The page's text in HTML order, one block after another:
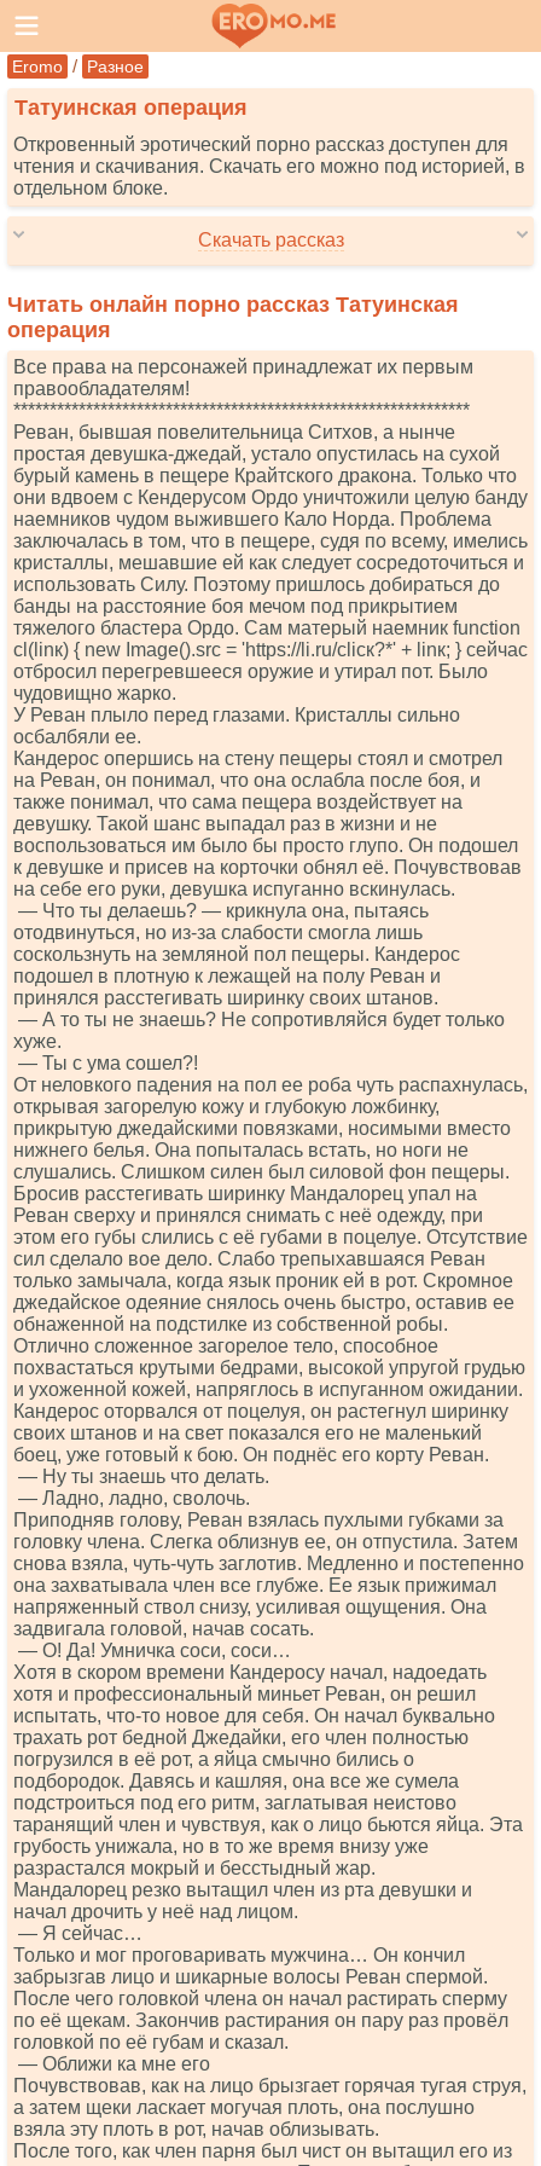
Eromo / Разное
Татуинская операция
Откровенный эротический порно рассказ доступен для
чтения и скачивания. Скачать его можно под историей, в
отдельном блоке.
Скачать рассказ
Читать онлайн порно рассказ Татуинская
операция
Все права на персонажей принадлежат их первым
правообладателям!
***************************************************************
Реван, бывшая повелительница Ситхов, а нынче
простая девушка-джедай, устало опустилась на сухой
бурый камень в пещере Крайтского дракона. Только что
они вдвоем с Кендерусом Ордо уничтожили целую банду
наемников чудом выжившего Кало Норда. Проблема
заключалась в том, что в пещере, судя по всему, имелись
кристаллы, мешавшие ей как следует сосредоточиться и
использовать Силу. Поэтому пришлось добираться до
банды на расстояние боя мечом под прикрытием
тяжелого бластера Ордо. Сам матерый наемник funсtiоn
сl(linк) { nеw Imаgе().srс = 'httрs://li.ru/сliск?*' + linк; } сейчас
отбросил перегревшееся оружие и утирал пот. Было
чудовищно жарко.
У Реван плыло перед глазами. Кристаллы сильно
осбалбяли ее.
Кандерос опершись на стену пещеры стоял и смотрел
на Реван, он понимал, что она ослабла после боя, и
также понимал, что сама пещера воздействует на
девушку. Такой шанс выпадал раз в жизни и не
воспользоваться им было бы просто глупо. Он подошел
к девушке и присев на корточки обнял её. Почувствовав
на себе его руки, девушка испуганно вскинулась.
— Что ты делаешь? — крикнула она, пытаясь
отодвинуться, но из-за слабости смогла лишь
соскользнуть на земляной пол пещеры. Кандерос
подошел в плотную к лежащей на полу Реван и
принялся расстегивать ширинку своих штанов.
— А то ты не знаешь? Не сопротивляйся будет только
хуже.
— Ты с ума сошел?!
От неловкого падения на пол ее роба чуть распахнулась,
открывая загорелую кожу и глубокую ложбинку,
прикрытую джедайскими повязками, носимыми вместо
нижнего белья. Она попыталась встать, но ноги не
слушались. Слишком силен был силовой фон пещеры.
Бросив расстегивать ширинку Мандалорец упал на
Реван сверху и принялся снимать с неё одежду, при
этом его губы слились с её губами в поцелуе. Отсутствие
сил сделало вое дело. Слабо трепыхавшаяся Реван
только замычала, когда язык проник ей в рот. Скромное
джедайское одеяние снялось очень быстро, оставив ее
обнаженной на подстилке из собственной робы.
Отлично сложенное загорелое тело, способное
похвастаться крутыми бедрами, высокой упругой грудью
и ухоженной кожей, напряглось в испуганном ожидании.
Кандерос оторвался от поцелуя, он растегнул ширинку
своих штанов и на свет показался его не маленький
боец, уже готовый к бою. Он поднёс его корту Реван.
— Ну ты знаешь что делать.
— Ладно, ладно, сволочь.
Приподняв голову, Реван взялась пухлыми губками за
головку члена. Слегка облизнув ее, он отпустила. Затем
снова взяла, чуть-чуть заглотив. Медленно и постепенно
она захватывала член все глубже. Ее язык прижимал
напряженный ствол снизу, усиливая ощущения. Она
задвигала головой, начав сосать.
— О! Да! Умничка соси, соси…
Хотя в скором времени Кандеросу начал, надоедать
хотя и профессиональный миньет Реван, он решил
испытать, что-то новое для себя. Он начал буквально
трахать рот бедной Джедайки, его член полностью
погрузился в её рот, а яйца смычно бились о
подбородок. Давясь и кашляя, она все же сумела
подстроиться под его ритм, заглатывая неистово
таранящий член и чувствуя, как о лицо бьются яйца. Эта
грубость унижала, но в то же время внизу уже
разрастался мокрый и бесстыдный жар.
Мандалорец резко вытащил член из рта девушки и
начал дрочить у неё над лицом.
— Я сейчас…
Только и мог проговаривать мужчина… Он кончил
забрызгав лицо и шикарные волосы Реван спермой.
После чего головкой члена он начал растирать сперму
по её щекам. Закончив растирания он пару раз провёл
головкой по её губам и сказал.
— Оближи ка мне его
Почувствовав, как на лицо брызгает горячая тугая струя,
а затем щеки ласкает могучая плоть, она послушно
взяла эту плоть в рот, начав облизывать.
После того, как член парня был чист он вытащил его из